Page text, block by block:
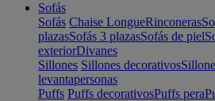
Sofás
Sofás Chaise LongueRinconeras
plazasSofás 3 plazasSofás de piel
exteriorDivanes
Sillones Sillones decorativos
levantapersonas
Puffs Puffs decorativosPuffs pera